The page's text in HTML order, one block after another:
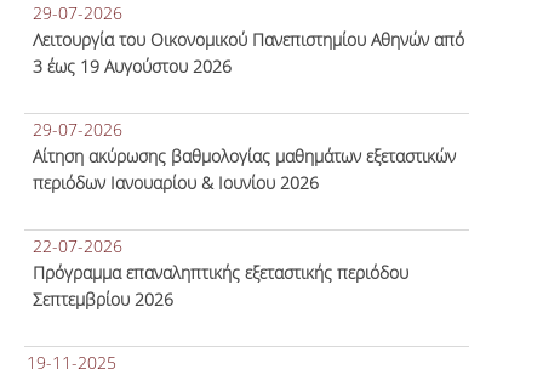
29-07-2026
Λειτουργία του Οικονομικού Πανεπιστημίου Αθηνών από
3 έως 19 Αυγούστου 2026
29-07-2026
Αίτηση ακύρωσης βαθμολογίας μαθημάτων εξεταστικών
περιόδων Ιανουαρίου & Ιουνίου 2026
22-07-2026
Πρόγραμμα επαναληπτικής εξεταστικής περιόδου
Σεπτεμβρίου 2026
19-11-2025